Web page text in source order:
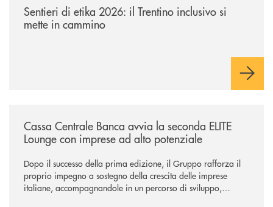
Sentieri di etika 2026: il Trentino inclusivo si
mette in cammino
Cassa Centrale Banca avvia la seconda ELITE
Lounge con imprese ad alto potenziale
Dopo il successo della prima edizione, il Gruppo rafforza il
proprio impegno a sostegno della crescita delle imprese
italiane, accompagnandole in un percorso di sviluppo,